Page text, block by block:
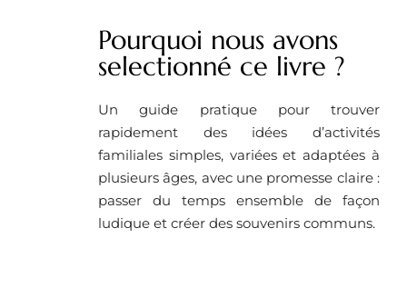
Pourquoi nous avons
selectionné ce livre ?
Un guide pratique pour trouver
rapidement des idées d’activités
familiales simples, variées et adaptées à
plusieurs âges, avec une promesse claire :
passer du temps ensemble de façon
ludique et créer des souvenirs communs.